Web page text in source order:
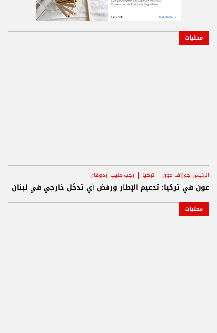
محليات
الرئيس جوزاف عون تركيا رجب طيب أردوغان
عون في تركيا: تدعيم الإطار ورفض أي تدخّل خارجي في لبنان
محليات